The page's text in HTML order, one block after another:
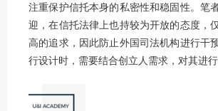
注重保护信托本身的私密性和稳固性。笔
迎，在信托法律上也持较为开放的态度，
高的追求，因此防止外国司法机构进行干
行设计时，需要结合创立人需求，对其进行